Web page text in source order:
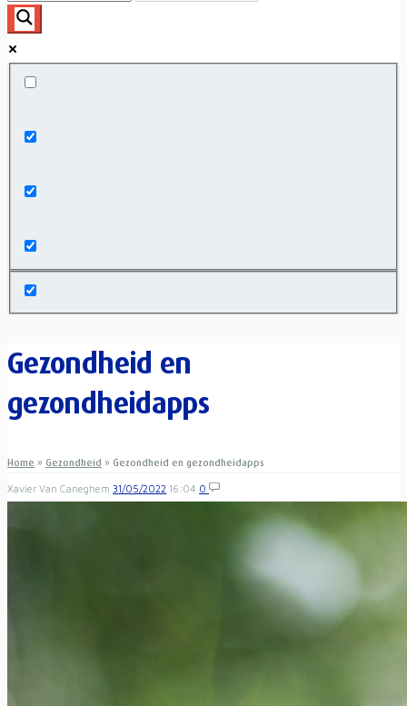
Gezondheid en
gezondheidapps
Home » Gezondheid » Gezondheid en gezondheidapps
Xavier Van Caneghem 31/05/2022 16:04 0